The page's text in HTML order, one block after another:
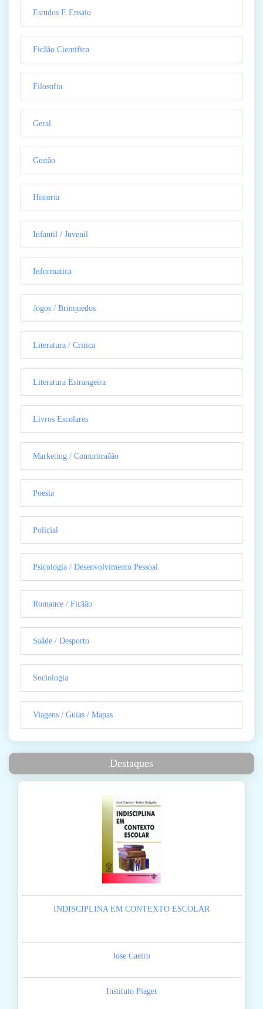
Estudos E Ensaio
Ficãão Cientifica
Filosofia
Geral
Gestão
Historia
Infantil / Juvenil
Informatica
Jogos / Brinquedos
Literatura / Critica
Literatura Estrangeira
Livros Escolares
Marketing / Comunicaãão
Poesia
Policial
Psicologia / Desenvolvimento Pessoal
Romance / Ficãão
Saãde / Desporto
Sociologia
Viagens / Guias / Mapas
Destaques
INDISCIPLINA EM CONTEXTO ESCOLAR
Jose Caeiro
Instituto Piaget